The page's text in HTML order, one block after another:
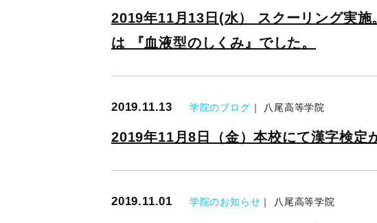
2019年11月13日(水） スクーリング実施
は 『血液型のしくみ』でした。
2019.11.13 学院のブログ ｜ 八尾高等学院
2019年11月8日（金）本校にて漢字検定
2019.11.01 学院のお知らせ ｜ 八尾高等学院